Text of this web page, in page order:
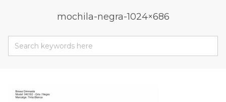
mochila-negra-1024×686